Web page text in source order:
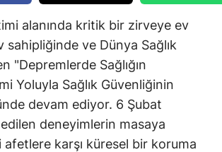
alanında kritik bir zirveye ev
sahipliğinde ve Dünya Sağlık
"Depremlerde Sağlığın
Yoluyla Sağlık Güvenliğinin
devam ediyor. 6 Şubat
deneyimlerin masaya
afetlere karşı küresel bir koruma